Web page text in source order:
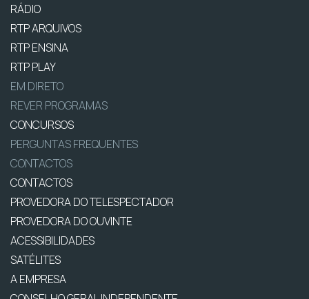
RÁDIO
RTP ARQUIVOS
RTP ENSINA
RTP PLAY
EM DIRETO
REVER PROGRAMAS
CONCURSOS
PERGUNTAS FREQUENTES
CONTACTOS
CONTACTOS
PROVEDORA DO TELESPECTADOR
PROVEDORA DO OUVINTE
ACESSIBILIDADES
SATÉLITES
A EMPRESA